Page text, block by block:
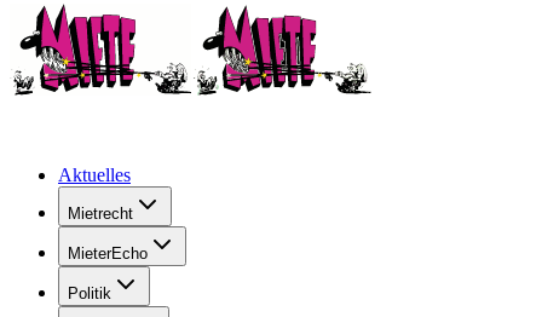
Aktuelles
Mietrecht
MieterEcho
Politik